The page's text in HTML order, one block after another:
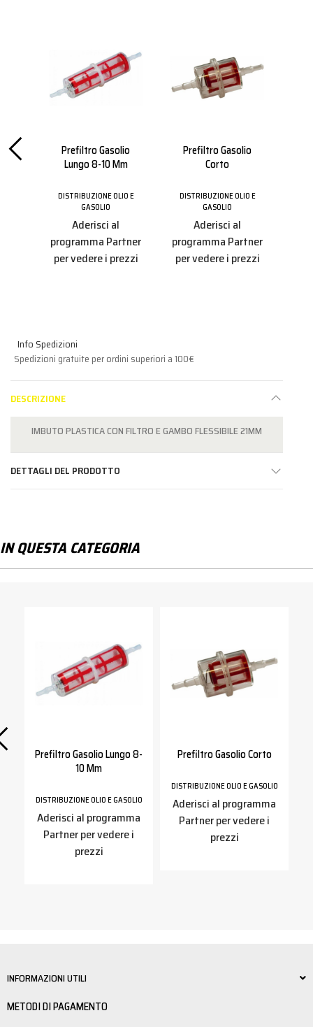
Prefiltro Gasolio
Lungo 8-10 Mm
DISTRIBUZIONE OLIO E
GASOLIO
Aderisci al
programma Partner
per vedere i prezzi
Prefiltro Gasolio
Corto
DISTRIBUZIONE OLIO E
GASOLIO
Aderisci al
programma Partner
per vedere i prezzi
Info Spedizioni
Spedizioni gratuite per ordini superiori a 100€
DESCRIZIONE
IMBUTO PLASTICA CON FILTRO E GAMBO FLESSIBILE 21MM
DETTAGLI DEL PRODOTTO
IN QUESTA CATEGORIA
Prefiltro Gasolio Lungo 8-
10 Mm
DISTRIBUZIONE OLIO E GASOLIO
Aderisci al programma
Partner per vedere i
prezzi
Prefiltro Gasolio Corto
DISTRIBUZIONE OLIO E GASOLIO
Aderisci al programma
Partner per vedere i
prezzi
INFORMAZIONI UTILI
METODI DI PAGAMENTO